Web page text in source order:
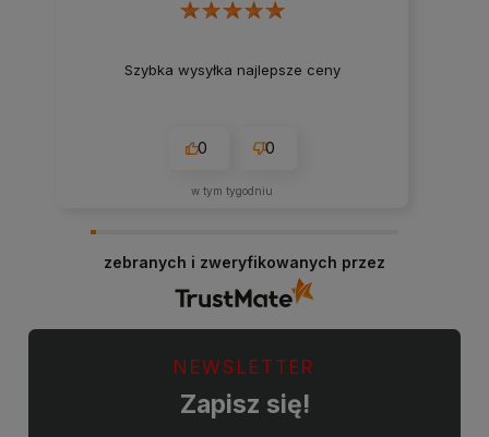
Szybka wysyłka najlepsze ceny
0 0
w tym tygodniu
zebranych i zweryfikowanych przez
NEWSLETTER
Zapisz się!